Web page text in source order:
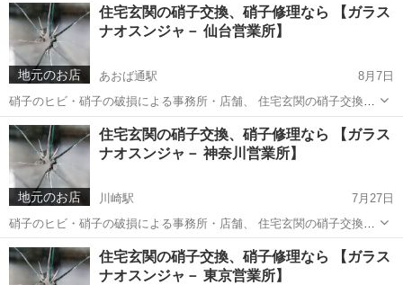
修理出張エリア：札幌市、江別市、北広島市、恵庭市、千歳市、苫小
牧市ほか。 硝...
地元のお店
住宅玄関の硝子交換、硝子修理なら 【ガラス
ナオスンジャ－ 仙台営業所】
あおば通駅
8月7日
硝子のヒビ・硝子の破損による事務所・店舗、 住宅玄関の硝子交換、
硝子修理なら 【ガラスナオスンジャ－ 仙台営業所】でしております。
修理出張エリア：仙台市・塩釜市、多賀城市、名取市、岩沼市、利府
町など。 硝子...
宮城 仙台市 あおば通駅 ガラス修理 見積
地元のお店
住宅玄関の硝子交換、硝子修理なら 【ガラス
ナオスンジャ－ 神奈川営業所】
川崎駅
7月27日
硝子のヒビ・硝子の破損による事務所・店舗、 住宅玄関の硝子交換、
硝子修理なら 【ガラスナオスンジャ－ 神奈川営業所】でしておりま
す。 修理出張エリア：東京・神奈川・埼玉・千葉。 硝子の破損に緊急
で駆付けガラス...
神奈川 川崎市 川崎駅 ガラス修理 見積
住宅玄関の硝子交換、硝子修理なら 【ガラス
ナオスンジャ－ 東京営業所】